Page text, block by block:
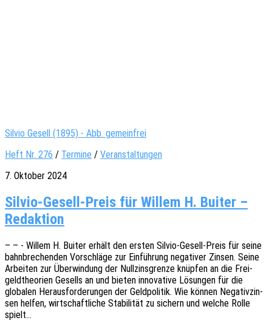
Silvio Gesell (1895) - Abb. gemeinfrei
Heft Nr. 276 / Termine / Veranstaltungen
7. Oktober 2024
Silvio-Gesell-Preis für Willem H. Buiter –
Redaktion
– – - Willem H. Buiter erhält den ersten Silvio-Gesell-Preis für seine
bahn­bre­chen­den Vorschlä­ge zur Einfüh­rung nega­ti­ver Zinsen. Seine
Arbei­ten zur Über­win­dung der Null­zins­gren­ze knüp­fen an die Frei­
geld­theo­rien Gesells an und bieten inno­va­ti­ve Lösun­gen für die
globa­len Heraus­for­de­run­gen der Geld­po­li­tik. Wie können Nega­tiv­zin­
sen helfen, wirt­schaft­li­che Stabi­li­tät zu sichern und welche Rolle
spielt…